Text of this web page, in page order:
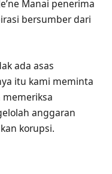
Manai penerima
bersumber dari
ada asas
itu kami meminta
memeriksa
anggaran
korupsi.